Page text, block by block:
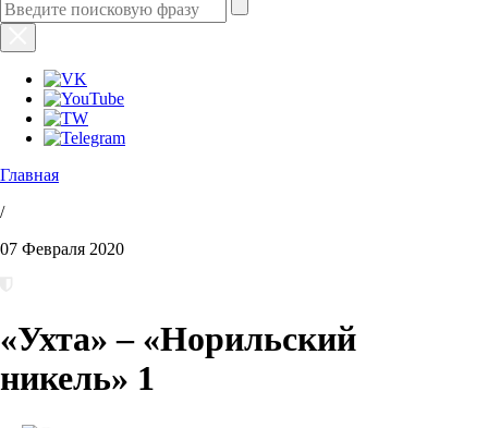
Главная
/
07 Февраля 2020
«Ухта» – «Норильский
никель» 1